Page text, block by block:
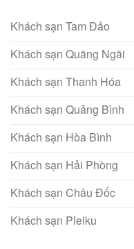
Khách sạn Tam Đảo
Khách sạn Quãng Ngãi
Khách sạn Thanh Hóa
Khách sạn Quảng Bình
Khách sạn Hòa Bình
Khách sạn Hải Phòng
Khách sạn Châu Đốc
Khách sạn Pleiku